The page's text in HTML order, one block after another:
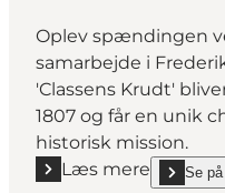
Oplev spændingen
samarbejde i
'Classens Krudt'
1807 og får en unik
historisk mission.
Læs mere
Læs mere "Classens
Se
show